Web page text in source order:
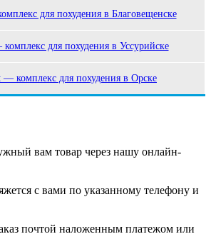
для похудения в Благовещенске
для похудения в Уссурийске
комплекс для похудения в Орске
вам товар через нашу онлайн-
с вами по указанному телефону и
почтой наложенным платежом или